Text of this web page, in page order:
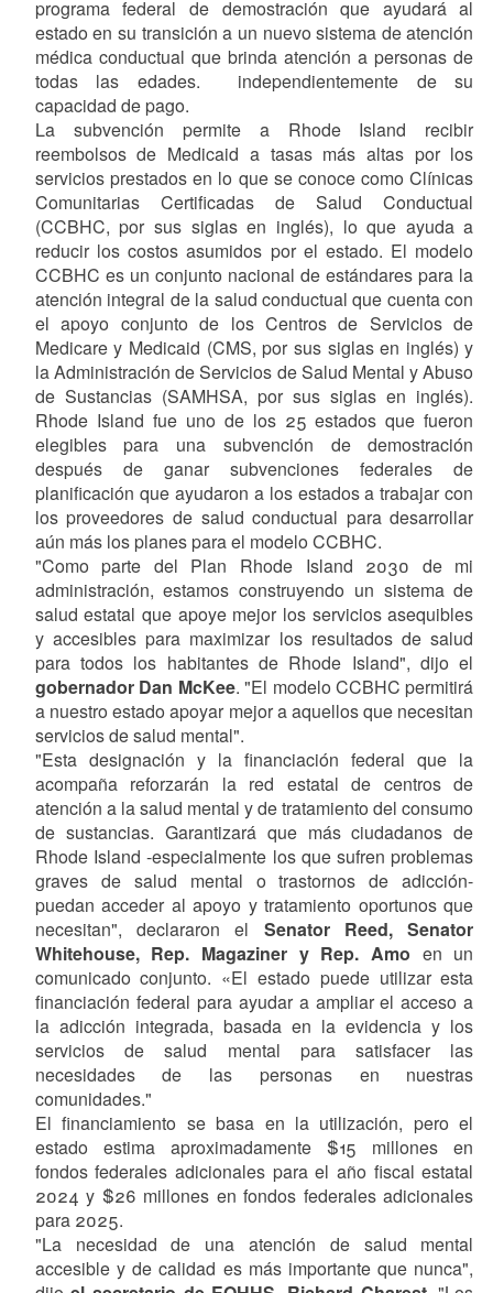
programa federal de demostración que ayudará al
estado en su transición a un nuevo sistema de atención
médica conductual que brinda atención a personas de
todas las edades. independientemente de su
capacidad de pago.
La subvención permite a Rhode Island recibir
reembolsos de Medicaid a tasas más altas por los
servicios prestados en lo que se conoce como Clínicas
Comunitarias Certificadas de Salud Conductual
(CCBHC, por sus siglas en inglés), lo que ayuda a
reducir los costos asumidos por el estado. El modelo
CCBHC es un conjunto nacional de estándares para la
atención integral de la salud conductual que cuenta con
el apoyo conjunto de los Centros de Servicios de
Medicare y Medicaid (CMS, por sus siglas en inglés) y
la Administración de Servicios de Salud Mental y Abuso
de Sustancias (SAMHSA, por sus siglas en inglés).
Rhode Island fue uno de los 25 estados que fueron
elegibles para una subvención de demostración
después de ganar subvenciones federales de
planificación que ayudaron a los estados a trabajar con
los proveedores de salud conductual para desarrollar
aún más los planes para el modelo CCBHC.
"Como parte del Plan Rhode Island 2030 de mi
administración, estamos construyendo un sistema de
salud estatal que apoye mejor los servicios asequibles
y accesibles para maximizar los resultados de salud
para todos los habitantes de Rhode Island", dijo el
gobernador Dan McKee. "El modelo CCBHC permitirá
a nuestro estado apoyar mejor a aquellos que necesitan
servicios de salud mental".
"Esta designación y la financiación federal que la
acompaña reforzarán la red estatal de centros de
atención a la salud mental y de tratamiento del consumo
de sustancias. Garantizará que más ciudadanos de
Rhode Island -especialmente los que sufren problemas
graves de salud mental o trastornos de adicción-
puedan acceder al apoyo y tratamiento oportunos que
necesitan", declararon el Senator Reed, Senator
Whitehouse, Rep. Magaziner y Rep. Amo en un
comunicado conjunto. «El estado puede utilizar esta
financiación federal para ayudar a ampliar el acceso a
la adicción integrada, basada en la evidencia y los
servicios de salud mental para satisfacer las
necesidades de las personas en nuestras
comunidades."
El financiamiento se basa en la utilización, pero el
estado estima aproximadamente $15 millones en
fondos federales adicionales para el año fiscal estatal
2024 y $26 millones en fondos federales adicionales
para 2025.
"La necesidad de una atención de salud mental
accesible y de calidad es más importante que nunca",